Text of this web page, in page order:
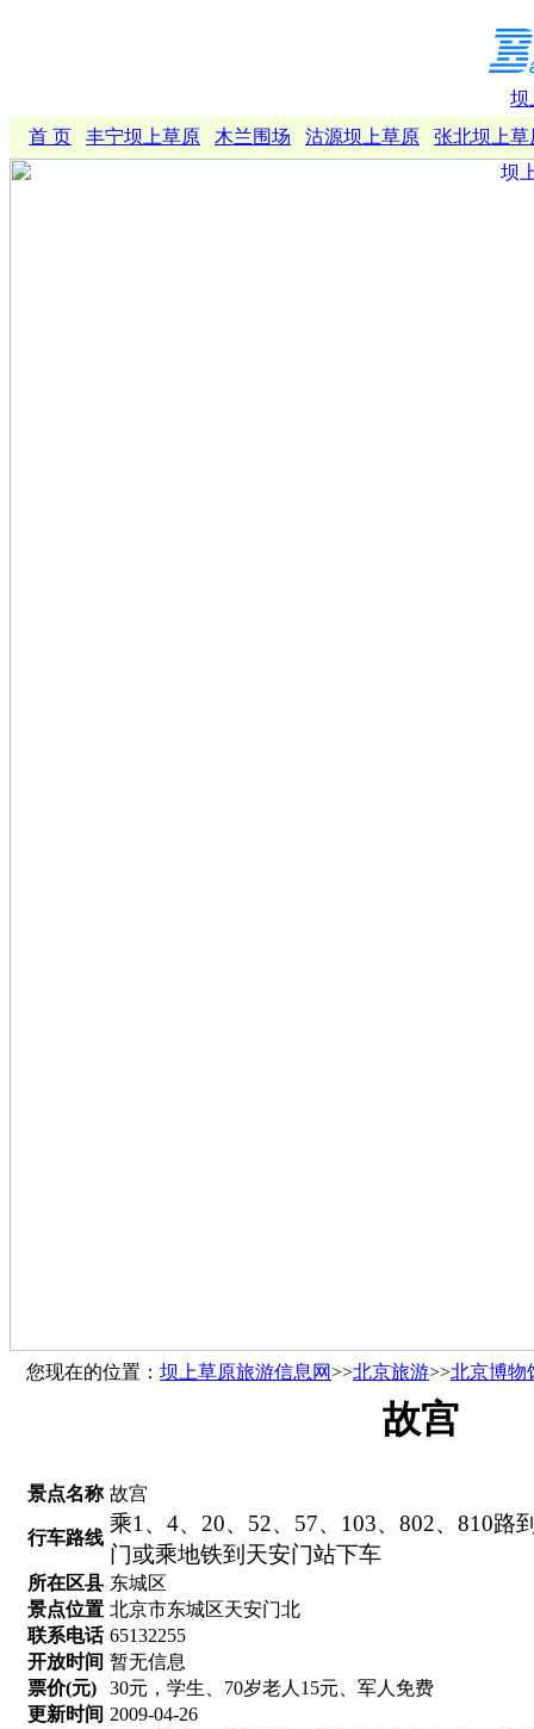
坝
首 页
丰宁坝上草原 木兰围场 沽源坝上草原 张北坝上草
您现在的位置： 坝上草原旅游信息网>>北京旅游>>北京博物
故宫
景点名称 故宫
行车路线
乘1、4、20、52、57、103、802、810路
门或乘地铁到天安门站下车
所在区县 东城区
景点位置 北京市东城区天安门北
联系电话 65132255
开放时间 暂无信息
票价(元)
30元，学生、70岁老人15元、军人免费
更新时间 2009-04-26